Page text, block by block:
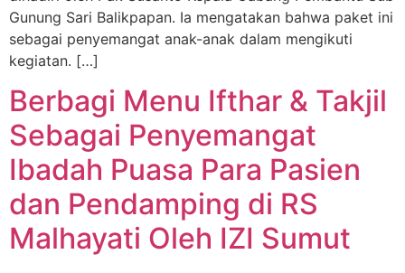
Gunung Sari Balikpapan. Ia mengatakan bahwa paket ini
sebagai penyemangat anak-anak dalam mengikuti
kegiatan. […]
Berbagi Menu Ifthar & Takjil
Sebagai Penyemangat
Ibadah Puasa Para Pasien
dan Pendamping di RS
Malhayati Oleh IZI Sumut